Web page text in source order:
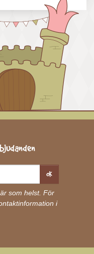
OK
som helst. För
i